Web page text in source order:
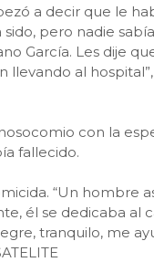
a decir que le
pero nadie
García. Les dije
llevando al
con la
fallecido.
“Un hombre
él se dedicaba al
tranquilo, me